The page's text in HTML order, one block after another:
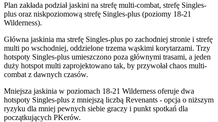
Plan zakłada podział jaskini na strefę multi-combat, strefę Singles-
plus oraz niskpoziomową strefę Singles-plus (poziomy 18-21
Wilderness).
Główna jaskinia ma strefę Singles-plus po zachodniej stronie i strefę
multi po wschodniej, oddzielone trzema wąskimi korytarzami. Trzy
hotspoty Singles-plus umieszczono poza głównymi trasami, a jeden
duży hotspot multi zaprojektowano tak, by przywołał chaos multi-
combat z dawnych czasów.
Mniejsza jaskinia w poziomach 18-21 Wilderness oferuje dwa
hotspoty Singles-plus z mniejszą liczbą Revenants - opcja o niższym
ryzyku dla mniej pewnych siebie graczy i punkt spotkań dla
początkujących PKerów.